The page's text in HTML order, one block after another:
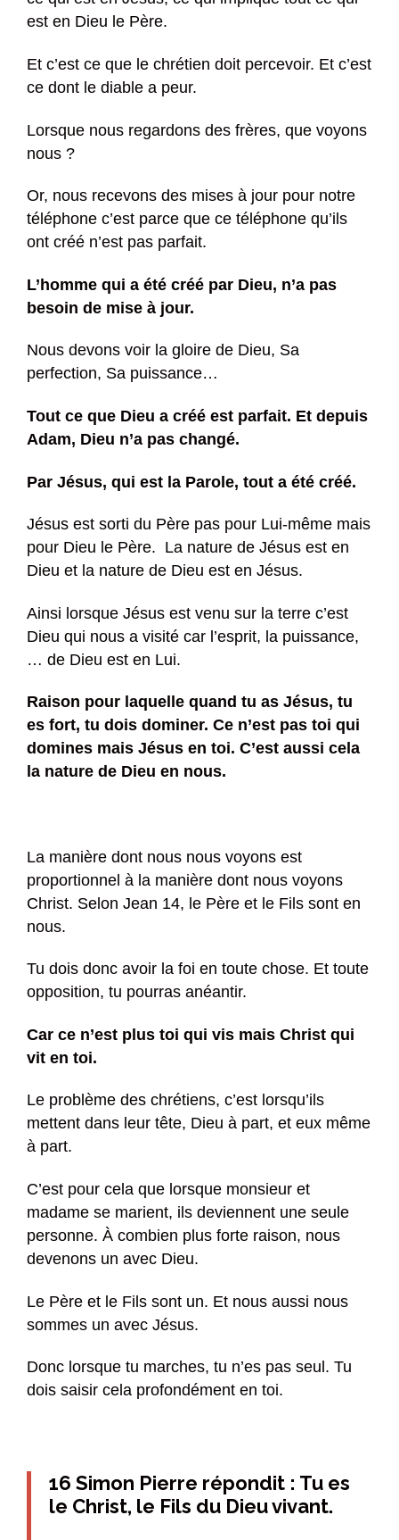
est en Dieu le Père.
Et c’est ce que le chrétien doit percevoir. Et c’est
ce dont le diable a peur.
Lorsque nous regardons des frères, que voyons
nous ?
Or, nous recevons des mises à jour pour notre
téléphone c’est parce que ce téléphone qu’ils
ont créé n’est pas parfait.
L’homme qui a été créé par Dieu, n’a pas
besoin de mise à jour.
Nous devons voir la gloire de Dieu, Sa
perfection, Sa puissance…
Tout ce que Dieu a créé est parfait. Et depuis
Adam, Dieu n’a pas changé.
Par Jésus, qui est la Parole, tout a été créé.
Jésus est sorti du Père pas pour Lui-même mais
pour Dieu le Père. La nature de Jésus est en
Dieu et la nature de Dieu est en Jésus.
Ainsi lorsque Jésus est venu sur la terre c’est
Dieu qui nous a visité car l’esprit, la puissance,
… de Dieu est en Lui.
Raison pour laquelle quand tu as Jésus, tu
es fort, tu dois dominer. Ce n’est pas toi qui
domines mais Jésus en toi. C’est aussi cela
la nature de Dieu en nous.
La manière dont nous nous voyons est
proportionnel à la manière dont nous voyons
Christ. Selon Jean 14, le Père et le Fils sont en
nous.
Tu dois donc avoir la foi en toute chose. Et toute
opposition, tu pourras anéantir.
Car ce n’est plus toi qui vis mais Christ qui
vit en toi.
Le problème des chrétiens, c’est lorsqu’ils
mettent dans leur tête, Dieu à part, et eux même
à part.
C’est pour cela que lorsque monsieur et
madame se marient, ils deviennent une seule
personne. À combien plus forte raison, nous
devenons un avec Dieu.
Le Père et le Fils sont un. Et nous aussi nous
sommes un avec Jésus.
Donc lorsque tu marches, tu n’es pas seul. Tu
dois saisir cela profondément en toi.
16 Simon Pierre répondit : Tu es
le Christ, le Fils du Dieu vivant.